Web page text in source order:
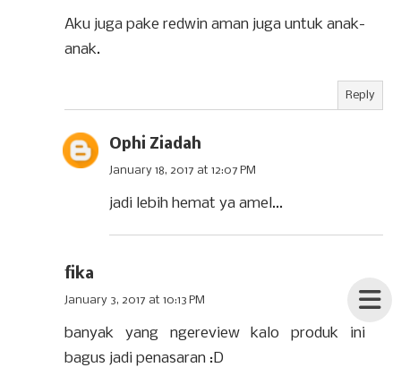
Aku juga pake redwin aman juga untuk anak-
anak.
Reply
Ophi Ziadah
January 18, 2017 at 12:07 PM
jadi lebih hemat ya amel...
fika
January 3, 2017 at 10:13 PM
banyak yang ngereview kalo produk ini
bagus jadi penasaran :D